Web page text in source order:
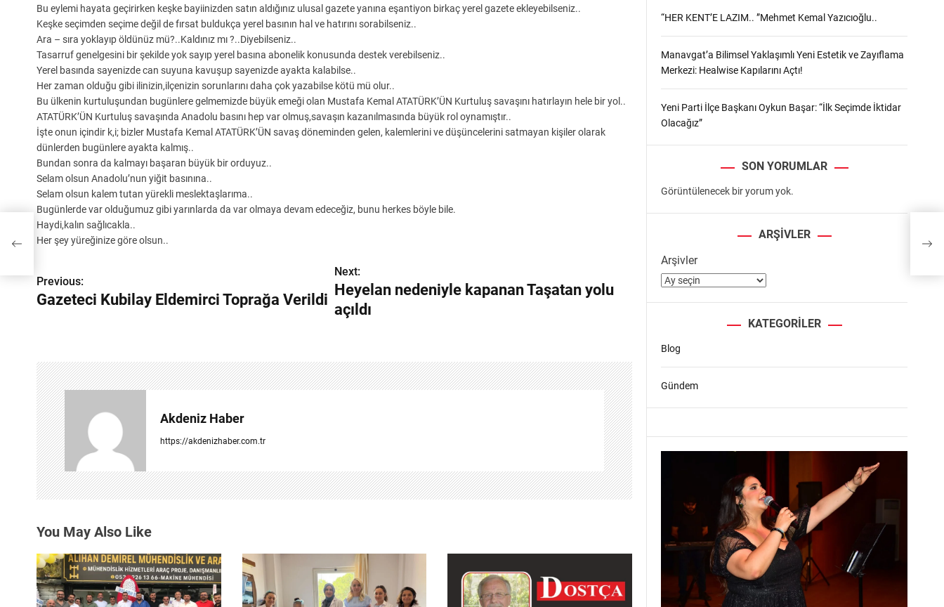
Bu eylemi hayata geçirirken keşke bayiinizden satın aldığınız ulusal gazete yanına eşantiyon birkaç yerel gazete ekleyebilseniz..
Keşke seçimden seçime değil de fırsat buldukça yerel basının hal ve hatırını sorabilseniz..
Ara – sıra yoklayıp öldünüz mü?..Kaldınız mı ?..Diyebilseniz..
Tasarruf genelgesini bir şekilde yok sayıp yerel basına abonelik konusunda destek verebilseniz..
Yerel basında sayenizde can suyuna kavuşup sayenizde ayakta kalabilse..
Her zaman olduğu gibi ilinizin,ilçenizin sorunlarını daha çok yazabilse kötü mü olur..
Bu ülkenin kurtuluşundan bugünlere gelmemizde büyük emeği olan Mustafa Kemal ATATÜRK’ÜN Kurtuluş savaşını hatırlayın hele bir yol..
ATATÜRK’ÜN Kurtuluş savaşında Anadolu basını hep var olmuş,savaşın kazanılmasında büyük rol oynamıştır..
İşte onun içindir k,i; bizler Mustafa Kemal ATATÜRK’ÜN savaş döneminden gelen, kalemlerini ve düşüncelerini satmayan kişiler olarak
dünlerden bugünlere ayakta kalmış..
Bundan sonra da kalmayı başaran büyük bir orduyuz..
Selam olsun Anadolu’nun yiğit basınına..
Selam olsun kalem tutan yürekli meslektaşlarıma..
Bugünlerde var olduğumuz gibi yarınlarda da var olmaya devam edeceğiz, bunu herkes böyle bile.
Haydi,kalın sağlıcakla..
Her şey yüreğinize göre olsun..
Y
a
g
e
z
i
n
e
s
i
Previous:
Gazeteci Kubilay Eldemirci Toprağa Verildi
Next:
Heyelan nedeniyle kapanan Taşatan yolu
açıldı
Akdeniz Haber
https://akdenizhaber.com.tr
You May Also Like
“HER KENT’E LAZIM.. ”Mehmet Kemal Yazıcıoğlu..
Manavgat’a Bilimsel Yaklaşımlı Yeni Estetik ve Zayıflama
Merkezi: Healwise Kapılarını Açtı!
Yeni Parti İlçe Başkanı Oykun Başar: “İlk Seçimde İktidar
Olacağız”
SON YORUMLAR
Görüntülenecek bir yorum yok.
ARŞIVLER
Arşivler
KATEGORILER
Blog
Gündem
yolu